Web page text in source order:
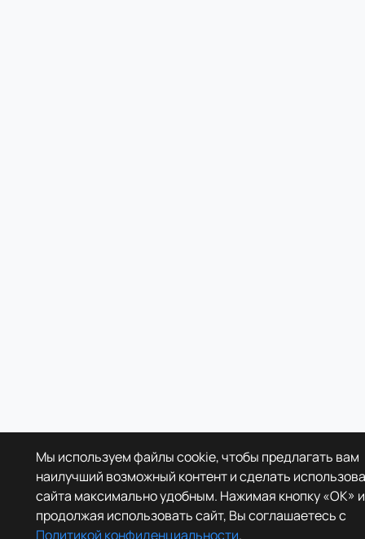
Мы используем файлы cookie, чтобы предлагать вам
наилучший возможный контент и сделать
сайта максимально удобным. Нажимая кнопку «OK» и
продолжая использовать сайт, Вы соглашаетесь с
Политикой конфиденциальности.